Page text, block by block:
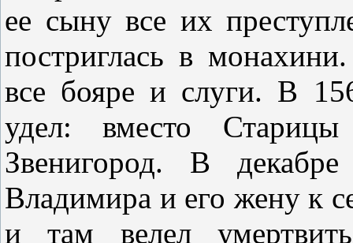
ее сыну все их
постриглась в
все бояре и слуги. В
удел: вместо
Звенигород. В
Владимира и его жену к
и там велел